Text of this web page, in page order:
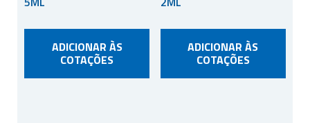
ADICIONAR ÀS
COTAÇÕES
ADICIONAR ÀS
COTAÇÕES